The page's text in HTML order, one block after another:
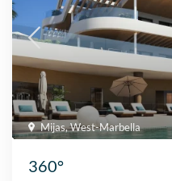
Mijas,West-Marbella
360°